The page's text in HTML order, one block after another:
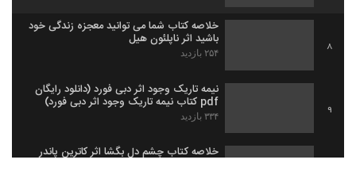
8
خلاصه کتاب شما می توانید معجزه‌ زندگی خود
باشید اثر ناپلئون هیل
۲۵۴ بازدید
9
نیمه تاریک وجود اثر دبی فورد (دانلود رایگان
pdf کتاب نیمه تاریک وجود اثر دبی فورد)
۳۳۴ بازدید
خلاصه كتاب چشم دل بگشا اثر کاترین پاندر